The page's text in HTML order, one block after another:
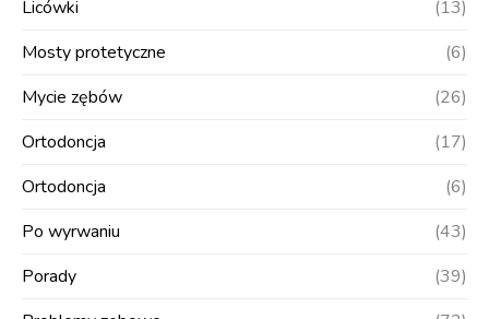
Licówki
(13)
Mosty protetyczne
(6)
Mycie zębów
(26)
Ortodoncja
(17)
Ortodoncja
(6)
Po wyrwaniu
(43)
Porady
(39)